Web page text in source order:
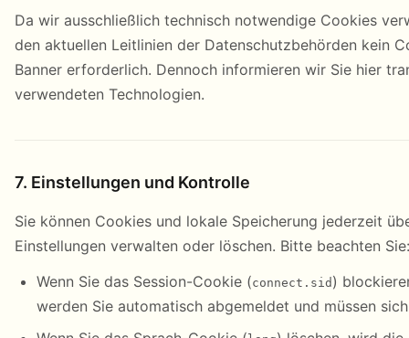
Da wir ausschließlich technisch notwendige Cookies
den aktuellen Leitlinien der Datenschutzbehörden kein
Banner erforderlich. Dennoch informieren wir Sie hier
verwendeten Technologien.
7. Einstellungen und Kontrolle
Sie können Cookies und lokale Speicherung jederzeit
Einstellungen verwalten oder löschen. Bitte beachten Sie:
Wenn Sie das Session-Cookie (connect.sid )
werden Sie automatisch abgemeldet und müssen